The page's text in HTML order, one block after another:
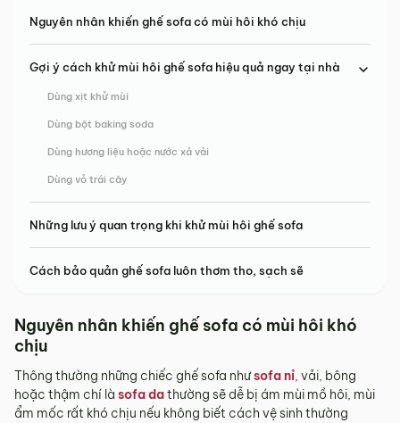
Nguyên nhân khiến ghế sofa có mùi hôi khó chịu
Gợi ý cách khử mùi hôi ghế sofa hiệu quả ngay tại nhà
Dùng xịt khử mùi
Dùng bột baking soda
Dùng hương liệu hoặc nước xả vải
Dùng vỏ trái cây
Những lưu ý quan trọng khi khử mùi hôi ghế sofa
Cách bảo quản ghế sofa luôn thơm tho, sạch sẽ
Nguyên nhân khiến ghế sofa có mùi hôi khó
chịu
Thông thường những chiếc ghế sofa nhưsofa nỉ, vải, bông
hoặc thậm chí là sofa dathường sẽ dễ bị ám mùi mồ hôi, mùi
ẩm mốc rất khó chịu nếu không biết cách vệ sinh thường